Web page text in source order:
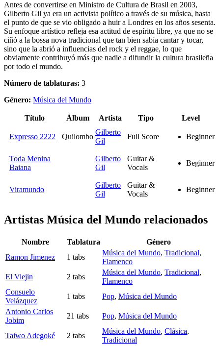
Antes de convertirse en Ministro de Cultura de Brasil en 2003,
Gilberto Gil ya era un activista político a través de su música, hasta
el punto de que se vio obligado a huir a Londres en los años sesenta.
Su enfoque artístico refleja esa actitud de espíritu libre, ya que no se
ciñó a la bossa nova tradicional que tan bien sabía cantar y tocar,
sino que la abrió a influencias del rock y el reggae, lo que
obviamente contribuyó más que nadie a difundir la cultura brasileña
por todo el mundo.
Número de tablaturas: 3
Género: Música del Mundo
Título Álbum Artista Tipo Level
Expresso 2222 Quilombo
Gilberto
Gil
Full Score Beginner
Toda Menina
Baiana
Gilberto
Gil
Guitar &
Vocals
Beginner
Viramundo
Gilberto
Gil
Guitar &
Vocals
Beginner
Artistas Música del Mundo relacionados
Nombre Tablatura
Género
Ramon Jimenez
1 tabs
Música del Mundo, Tradicional,
Flamenco
El Viejin
2 tabs
Música del Mundo, Tradicional,
Flamenco
Consuelo
Velázquez
1 tabs Pop, Música del Mundo
Antonio Carlos
Jobim
21 tabs Pop, Música del Mundo
Taiwo Adegoké 2 tabs
Música del Mundo, Clásica,
Tradicional